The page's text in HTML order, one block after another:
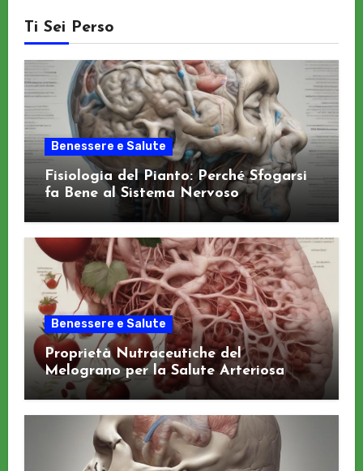
Ti Sei Perso
Benessere e Salute
Fisiologia del Pianto: Perché Sfogarsi
fa Bene al Sistema Nervoso
Benessere e Salute
Proprietà Nutraceutiche del
Melograno per la Salute Arteriosa